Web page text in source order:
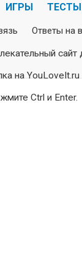
ИГРЫ ТЕСТЫ
Ответы на
сайт
на YouLoveIt.ru
Ctrl и Enter.